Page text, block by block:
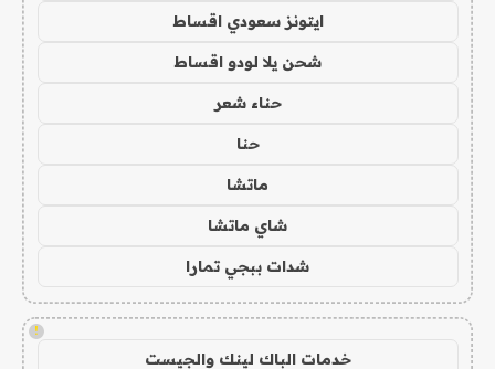
ايتونز سعودي اقساط
شحن يلا لودو اقساط
حناء شعر
حنا
ماتشا
شاي ماتشا
شدات ببجي تمارا
!
خدمات الباك لينك والجيست